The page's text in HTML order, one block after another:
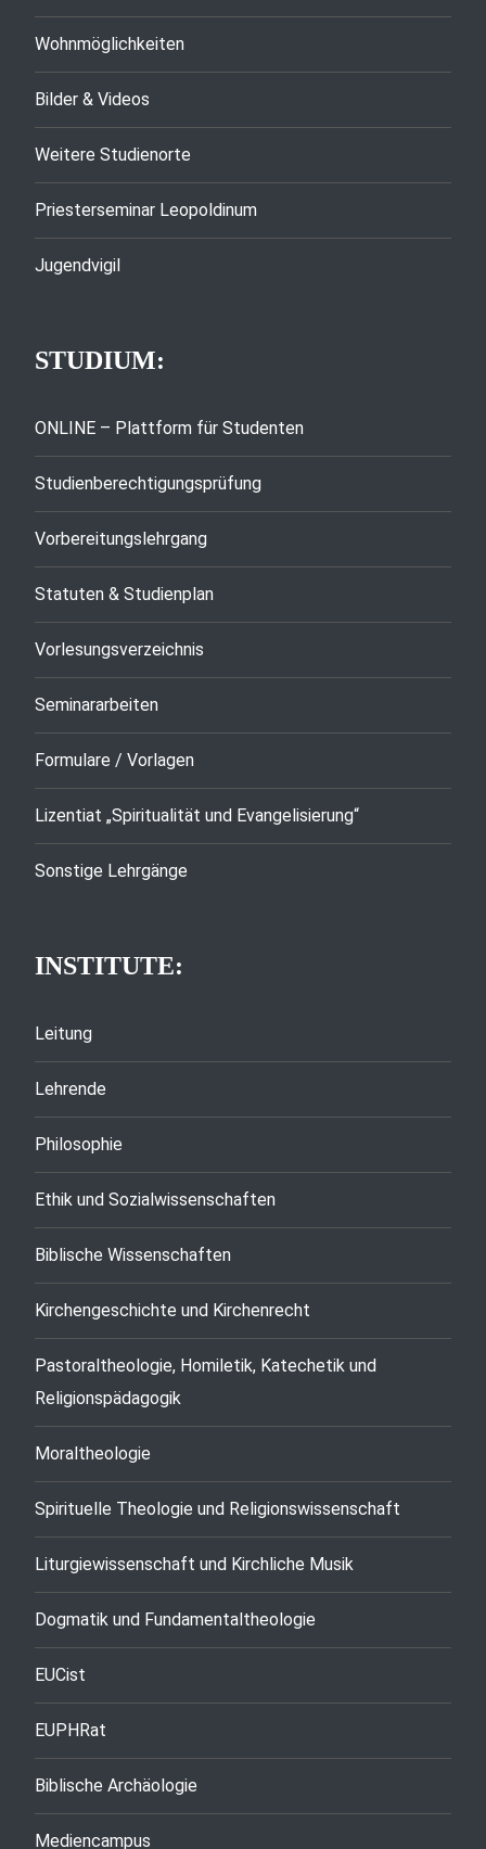
Wohnmöglichkeiten
Bilder & Videos
Weitere Studienorte
Priesterseminar Leopoldinum
Jugendvigil
STUDIUM:
ONLINE – Plattform für Studenten
Studienberechtigungsprüfung
Vorbereitungslehrgang
Statuten & Studienplan
Vorlesungsverzeichnis
Seminararbeiten
Formulare / Vorlagen
Lizentiat „Spiritualität und Evangelisierung“
Sonstige Lehrgänge
INSTITUTE:
Leitung
Lehrende
Philosophie
Ethik und Sozialwissenschaften
Biblische Wissenschaften
Kirchengeschichte und Kirchenrecht
Pastoraltheologie, Homiletik, Katechetik und
Religionspädagogik
Moraltheologie
Spirituelle Theologie und Religionswissenschaft
Liturgiewissenschaft und Kirchliche Musik
Dogmatik und Fundamentaltheologie
EUCist
EUPHRat
Biblische Archäologie
Mediencampus